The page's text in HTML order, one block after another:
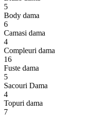
5
Body dama
6
Camasi dama
4
Compleuri dama
16
Fuste dama
5
Sacouri Dama
4
Topuri dama
7